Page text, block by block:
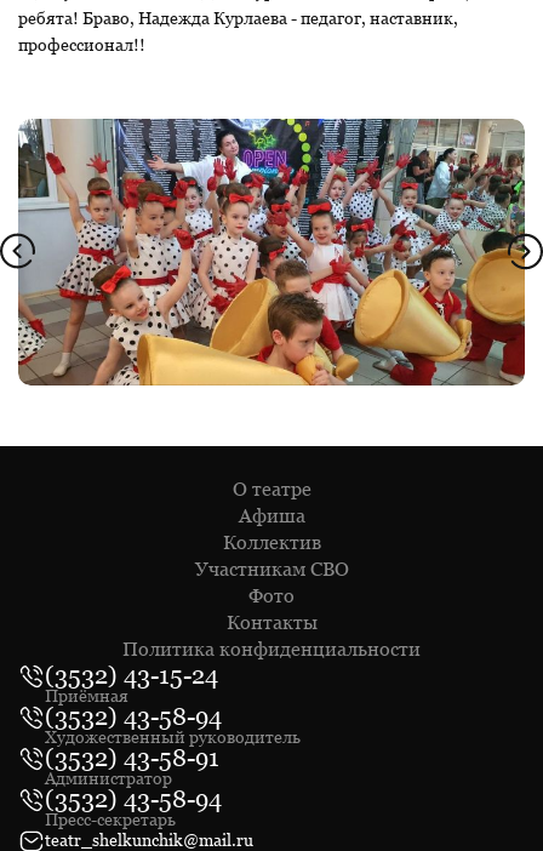
ребята! Браво, Надежда Курлаева - педагог, наставник,
профессионал!!
О театре
Афиша
Коллектив
Участникам СВО
Фото
Контакты
Политика конфиденциальности
(3532) 43-15-24
Приёмная
(3532) 43-58-94
Художественный руководитель
(3532) 43-58-91
Администратор
(3532) 43-58-94
Пресс-секретарь
teatr_shelkunchik@mail.ru